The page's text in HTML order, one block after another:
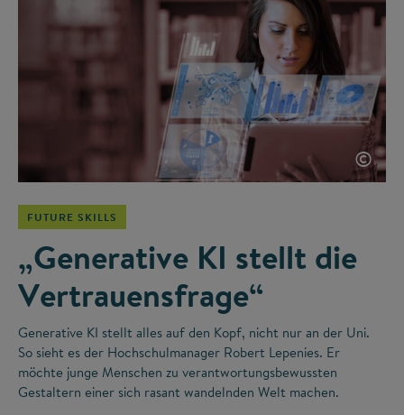
©
FUTURE SKILLS
„Generative KI stellt die
Vertrauensfrage“
Generative KI stellt alles auf den Kopf, nicht nur an der Uni.
So sieht es der Hochschulmanager Robert Lepenies. Er
möchte junge Menschen zu verantwortungsbewussten
Gestaltern einer sich rasant wandelnden Welt machen.